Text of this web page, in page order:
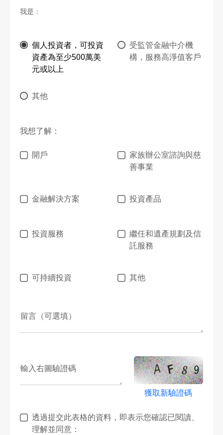
我是：
個人投資者，可投資
資產為至少500萬美
元或以上
受監管金融中介機
構，服務高淨值客戶
其他
我想了解：
開戶
家族辦公室諮詢與慈
善事業
金融解決方案 投資產品
投資服務
繼任和遺產規劃及信
託服務
可持續投資 其他
留言（可選填）
輸入右圖驗證碼
獲取新驗證碼
透過提交此表格的資料，即表示您確認已閱讀、
理解並同意：